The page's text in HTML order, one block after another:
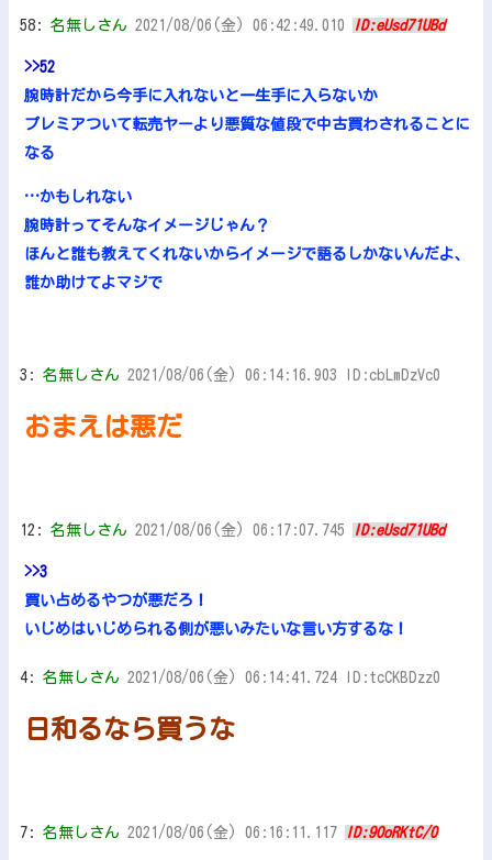
58: 名無しさん 2021/08/06(金) 06:42:49.010 ID:eUsd71UBd
>>52
腕時計だから今手に入れないと一生手に入らないか
プレミアついて転売ヤーより悪質な値段で中古買わされることに
なる
…かもしれない
腕時計ってそんなイメージじゃん？
ほんと誰も教えてくれないからイメージで語るしかないんだよ、
誰か助けてよマジで
3: 名無しさん 2021/08/06(金) 06:14:16.903 ID:cbLmDzVc0
おまえは悪だ
12: 名無しさん 2021/08/06(金) 06:17:07.745 ID:eUsd71UBd
>>3
買い占めるやつが悪だろ！
いじめはいじめられる側が悪いみたいな言い方するな！
4: 名無しさん 2021/08/06(金) 06:14:41.724 ID:tcCKBDzz0
日和るなら買うな
7: 名無しさん 2021/08/06(金) 06:16:11.117 ID:9OoRKtC/0